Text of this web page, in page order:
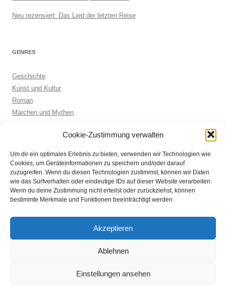
Cookie-Zustimmung verwalten
Um dir ein optimales Erlebnis zu bieten, verwenden wir Technologien wie
Cookies, um Geräteinformationen zu speichern und/oder darauf
zuzugreifen. Wenn du diesen Technologien zustimmst, können wir Daten
wie das Surfverhalten oder eindeutige IDs auf dieser Website verarbeiten.
Wenn du deine Zustimmung nicht erteilst oder zurückziehst, können
bestimmte Merkmale und Funktionen beeinträchtigt werden.
Akzeptieren
Ablehnen
Einstellungen ansehen
Neu rezensiert: Das Lied der letzten Reise
GENRES
Geschichte
Kunst und Kultur
Roman
Märchen und Mythen
Sachbuch allgemein
ARCHIVE
Archive